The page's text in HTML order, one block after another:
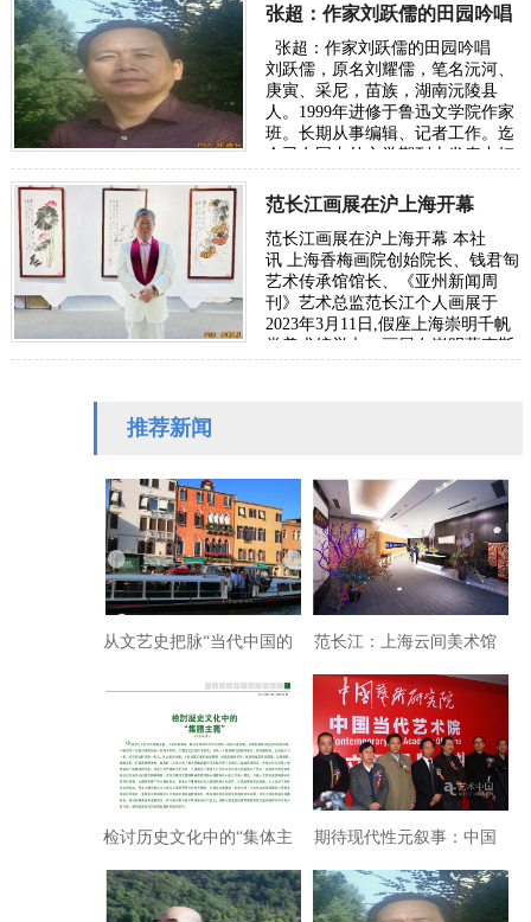
张超：作家刘跃儒的田园吟唱
张超：作家刘跃儒的田园吟唱
刘跃儒，原名刘耀儒，笔名沅河、
庚寅、采尼，苗族，湖南沅陵县
人。1999年进修于鲁迅文学院作家
班。长期从事编辑、记者工作。迄
今已在国内外文学期刊上发表中短
范长江画展在沪上海开幕
范长江画展在沪上海开幕 本社
讯 上海香梅画院创始院长、钱君匋
艺术传承馆馆长、《亚州新闻周
刊》艺术总监范长江个人画展于
2023年3月11日,假座上海崇明千帆
堂美术馆举办。画展在崇明萨克斯
推荐新闻
从文艺史把脉“当代中国的
世界性文艺复兴”
范长江：上海云间美术馆
一瞥
检讨历史文化中的“集体主
义” （汉心）
期待现代性元叙事：中国
当代艺术40年是一部抄袭